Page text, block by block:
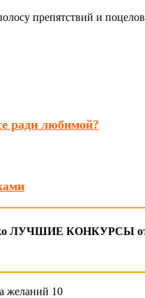
препятствий и
ради любимой?
ЛУЧШИЕ КОНКУРСЫ от
желаний 10